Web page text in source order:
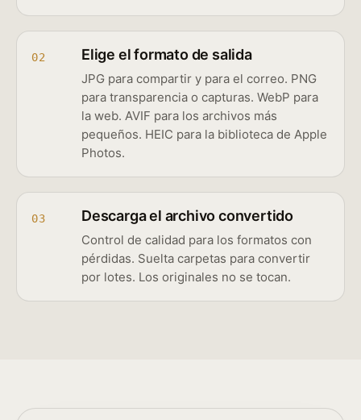
02 Elige el formato de salida
JPG para compartir y para el correo. PNG
para transparencia o capturas. WebP para
la web. AVIF para los archivos más
pequeños. HEIC para la biblioteca de Apple
Photos.
03 Descarga el archivo convertido
Control de calidad para los formatos con
pérdidas. Suelta carpetas para convertir
por lotes. Los originales no se tocan.